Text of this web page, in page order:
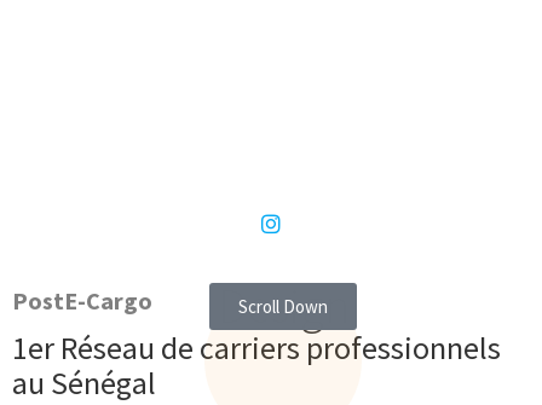
Design
PostE-Cargo
1er Réseau de carriers professionnels
au Sénégal
Scroll Down